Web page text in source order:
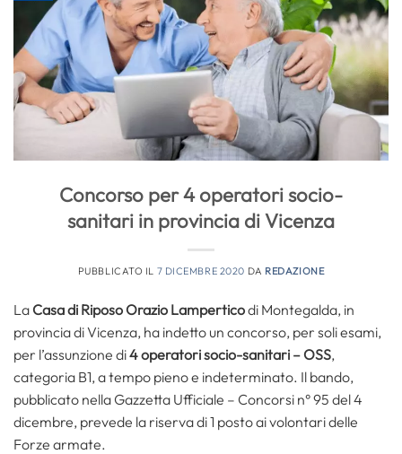
Concorso per 4 operatori socio-
sanitari in provincia di Vicenza
PUBBLICATO IL 7 DICEMBRE 2020 DA REDAZIONE
La Casa di Riposo Orazio Lamperticodi Montegalda, in
provincia di Vicenza, ha indetto un concorso, per soli esami,
per l’assunzione di4 operatori socio-sanitari – OSS,
categoria B1, a tempo pieno e indeterminato. Il bando,
pubblicato nella Gazzetta Ufficiale – Concorsi n° 95 del 4
dicembre, prevede la riserva di 1 posto ai volontari delle
Forze armate.